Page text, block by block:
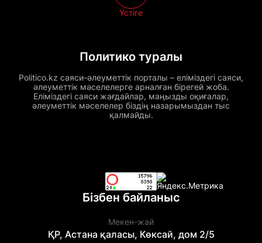
Политико туралы
Politico.kz саяси-әлеуметтік порталы – еліміздегі саяси,
әлеуметтік мәселелерге арналған бірегей жоба.
Еліміздегі саяси жағдайлар, маңызды оқиғалар,
әлеуметтік мәселелер біздің назарымыздан тыс
қалмайды.
Үстіге
Бізбен байланыс
Мекен-жай
ҚР, Астана қаласы, Көксай, дом 2/5